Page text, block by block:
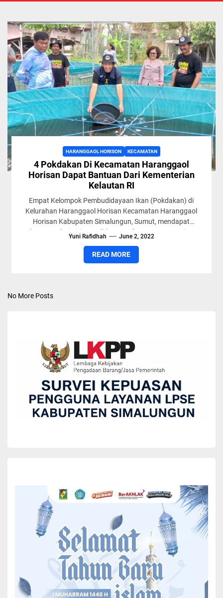
HARANGGAOL HORISON KECAMATAN
4 Pokdakan Di Kecamatan Haranggaol
Horisan Dapat Bantuan Dari Kementerian
Kelautan RI
Empat Kelompok Pembudidayaan Ikan (Pokdakan) di
Kelurahan Haranggaol Horisan Kecamatan Haranggaol
Horisan Kabupaten Simalungun, Sumut, mendapat
bantuan dari Dirjen Budidaya Perikanan Kementerian
Yuni Rafidhah June 2, 2022
READ MORE
No More Posts